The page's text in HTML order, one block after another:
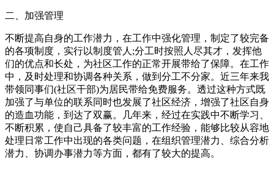
二、加强管理
不断提高自身的工作潜力，在工作中强化管理，制定了较完备
的各项制度，实行以制度管人;分工时按照人尽其才，发挥他
们的优点和长处，为社区工作的正常开展带给了保障。在工作
中，及时处理和协调各种关系，做到分工不分家。近三年来我
带领同事们(社区干部)为居民带给免费服务。透过这种方式既
加强了与单位的联系同时也发展了社区经济，增强了社区自身
的造血功能，到达了双赢。几年来，经过在实践中不断学习、
不断积累，使自己具备了较丰富的工作经验，能够比较从容地
处理日常工作中出现的各类问题，在组织管理潜力、综合分析
潜力、协调办事潜力等方面，都有了较大的提高。